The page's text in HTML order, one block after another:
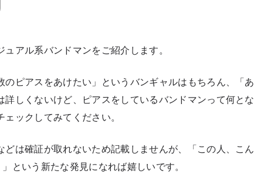
アル系バンドマンをご紹介します。
のピアスをあけたい」というバンギャルはもちろん、「あ
詳しくないけど、ピアスをしているバンドマンって何とな
ックしてみてください。
どは確証が取れないため記載しませんが、「この人、こん
という新たな発見になれば嬉しいです。